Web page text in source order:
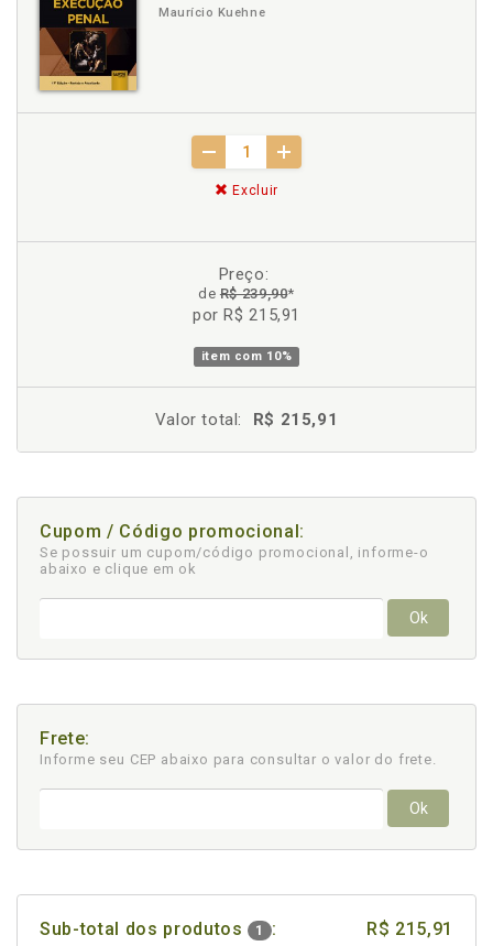
Maurício Kuehne
Excluir
Preço:
deR$ 239,90*
por R$ 215,91
item com 10%
Valor total: R$ 215,91
Cupom / Código promocional:
Se possuir um cupom/código promocional, informe-o
abaixo e clique em ok
Ok
Frete:
Informe seu CEP abaixo para consultar o valor do frete.
Ok
Sub-total dos produtos 1 : R$ 215,91